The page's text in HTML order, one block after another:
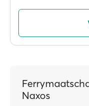
Naxos